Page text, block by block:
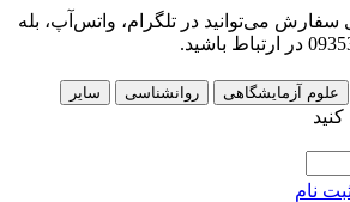
سفارش می‌توانید در تلگرام، واتس‌آپ، بله
علوم آزمایشگاهی روانشناسی سایر
نام